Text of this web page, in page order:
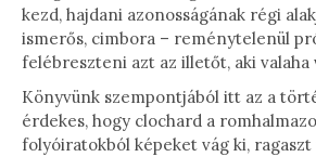
kezd, hajdani azonosságának régi
ismerős, cimbora – reménytelenül
felébreszteni azt az illetőt, aki valaha
Könyvünk szempontjából itt az a
érdekes, hogy clochard a
folyóiratokból képeket vág ki,